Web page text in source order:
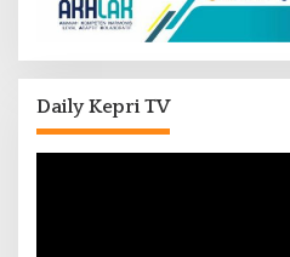
Daily Kepri TV